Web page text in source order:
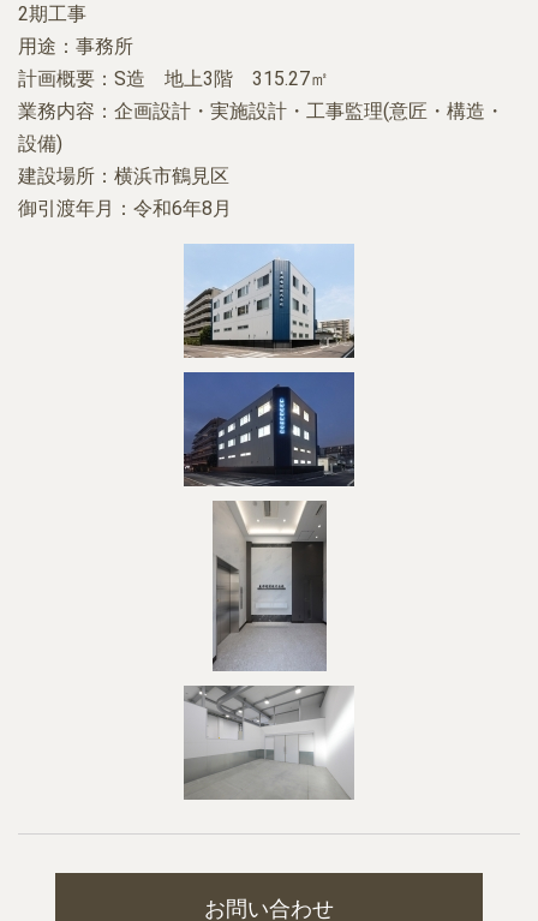
2期工事
用途：事務所
計画概要：S造 地上3階 315.27㎡
業務内容：企画設計・実施設計・工事監理(意匠・構造・
設備)
建設場所：横浜市鶴見区
御引渡年月：令和6年8月
お問い合わせ